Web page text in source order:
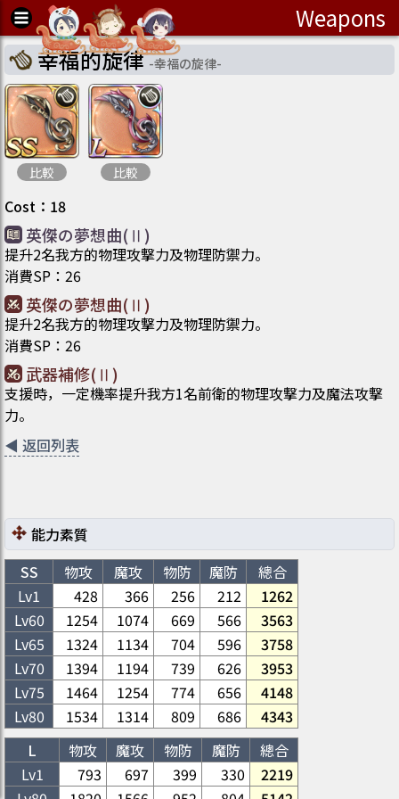
Weapons
幸福的旋律 -幸福の旋律-
比較 比較
Cost ： 18
英傑の夢想曲(Ⅱ)
提升2名我方的物理攻撃力及物理防禦力。
消費SP ： 26
英傑の夢想曲(Ⅱ)
提升2名我方的物理攻撃力及物理防禦力。
消費SP ： 26
武器補修(Ⅱ)
支援時，一定機率提升我方1名前衛的物理攻撃力及魔法攻撃
力。
◀ 返回列表
能力素質
SS
物攻 魔攻 物防 魔防
總合
Lv1
428 366 256 212
1262
Lv60 1254 1074 669 566
3563
Lv65 1324 1134 704 596
3758
Lv70 1394 1194 739 626
3953
Lv75 1464 1254 774 656
4148
Lv80 1534 1314 809 686
4343
L
物攻 魔攻 物防 魔防
總合
Lv1
793 697 399 330
2219